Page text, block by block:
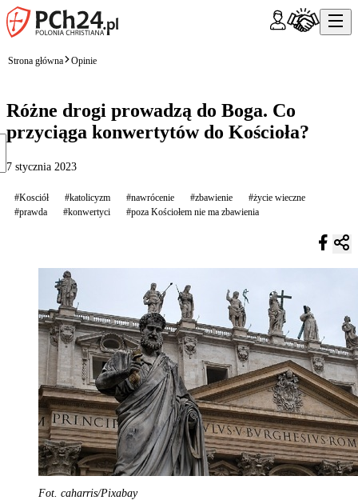
Strona główna Opinie
Różne drogi prowadzą do Boga. Co
przyciąga konwertytów do Kościoła?
7 stycznia 2023
#Kosciół #katolicyzm #nawrócenie #zbawienie
#życie wieczne
#prawda
#konwertyci #poza Kościołem nie ma zbawienia
Fot. caharris/Pixabay